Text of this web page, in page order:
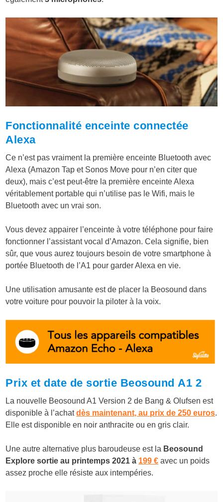
Fonctionnalité enceinte connectée
Alexa
Ce n’est pas vraiment la première enceinte Bluetooth avec
Alexa (Amazon Tap et Sonos Move pour n’en citer que
deux), mais c’est peut-être la première enceinte Alexa
véritablement portable qui n’utilise pas le Wifi, mais le
Bluetooth avec un vrai son.
Vous devez appairer l’enceinte à votre téléphone pour faire
fonctionner l’assistant vocal d’Amazon. Cela signifie, bien
sûr, que vous aurez toujours besoin de votre smartphone à
portée Bluetooth de l’A1 pour garder Alexa en vie.
Une utilisation amusante est de placer la Beosound dans
votre voiture pour pouvoir la piloter à la voix.
Prix et date de sortie Beosound A1 2
La nouvelle Beosound A1 Version 2 de Bang & Olufsen est
disponible à l’achatdès maintenant, au prix de 250 euros.
Elle est disponible en noir anthracite ou en gris clair.
Une autre alternative plus baroudeuse est la Beosound
Explore sortie au printemps 2021 à 199 € avec un poids
assez proche elle résiste aux intempéries.